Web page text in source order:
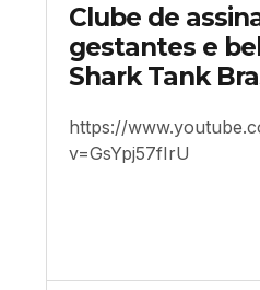
Clube de
gestantes e
Shark Tank
https://
v=GsYpj57fIrU